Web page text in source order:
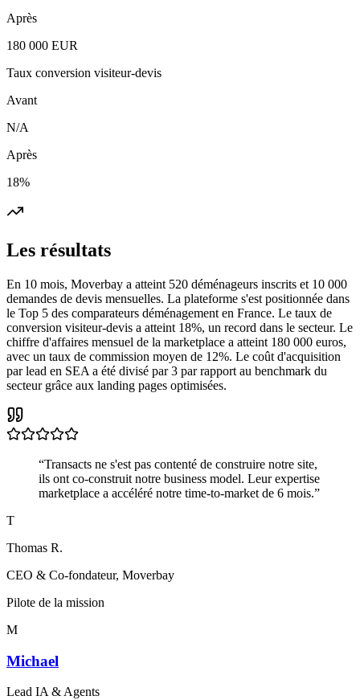
Après
180 000 EUR
Taux conversion visiteur-devis
Avant
N/A
Après
18%
Les résultats
En 10 mois, Moverbay a atteint 520 déménageurs inscrits et 10 000
demandes de devis mensuelles. La plateforme s'est positionnée dans
le Top 5 des comparateurs déménagement en France. Le taux de
conversion visiteur-devis a atteint 18%, un record dans le secteur. Le
chiffre d'affaires mensuel de la marketplace a atteint 180 000 euros,
avec un taux de commission moyen de 12%. Le coût d'acquisition
par lead en SEA a été divisé par 3 par rapport au benchmark du
secteur grâce aux landing pages optimisées.
“Transacts ne s'est pas contenté de construire notre site,
ils ont co-construit notre business model. Leur expertise
marketplace a accéléré notre time-to-market de 6 mois.”
T
Thomas R.
CEO & Co-fondateur, Moverbay
Pilote de la mission
M
Michael
Lead IA & Agents